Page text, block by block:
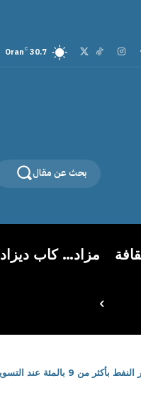
30.7
C
Oran
بحث عن مقال
مزاد… كاب ديزاد
من 9 بالمئة عند التسوية